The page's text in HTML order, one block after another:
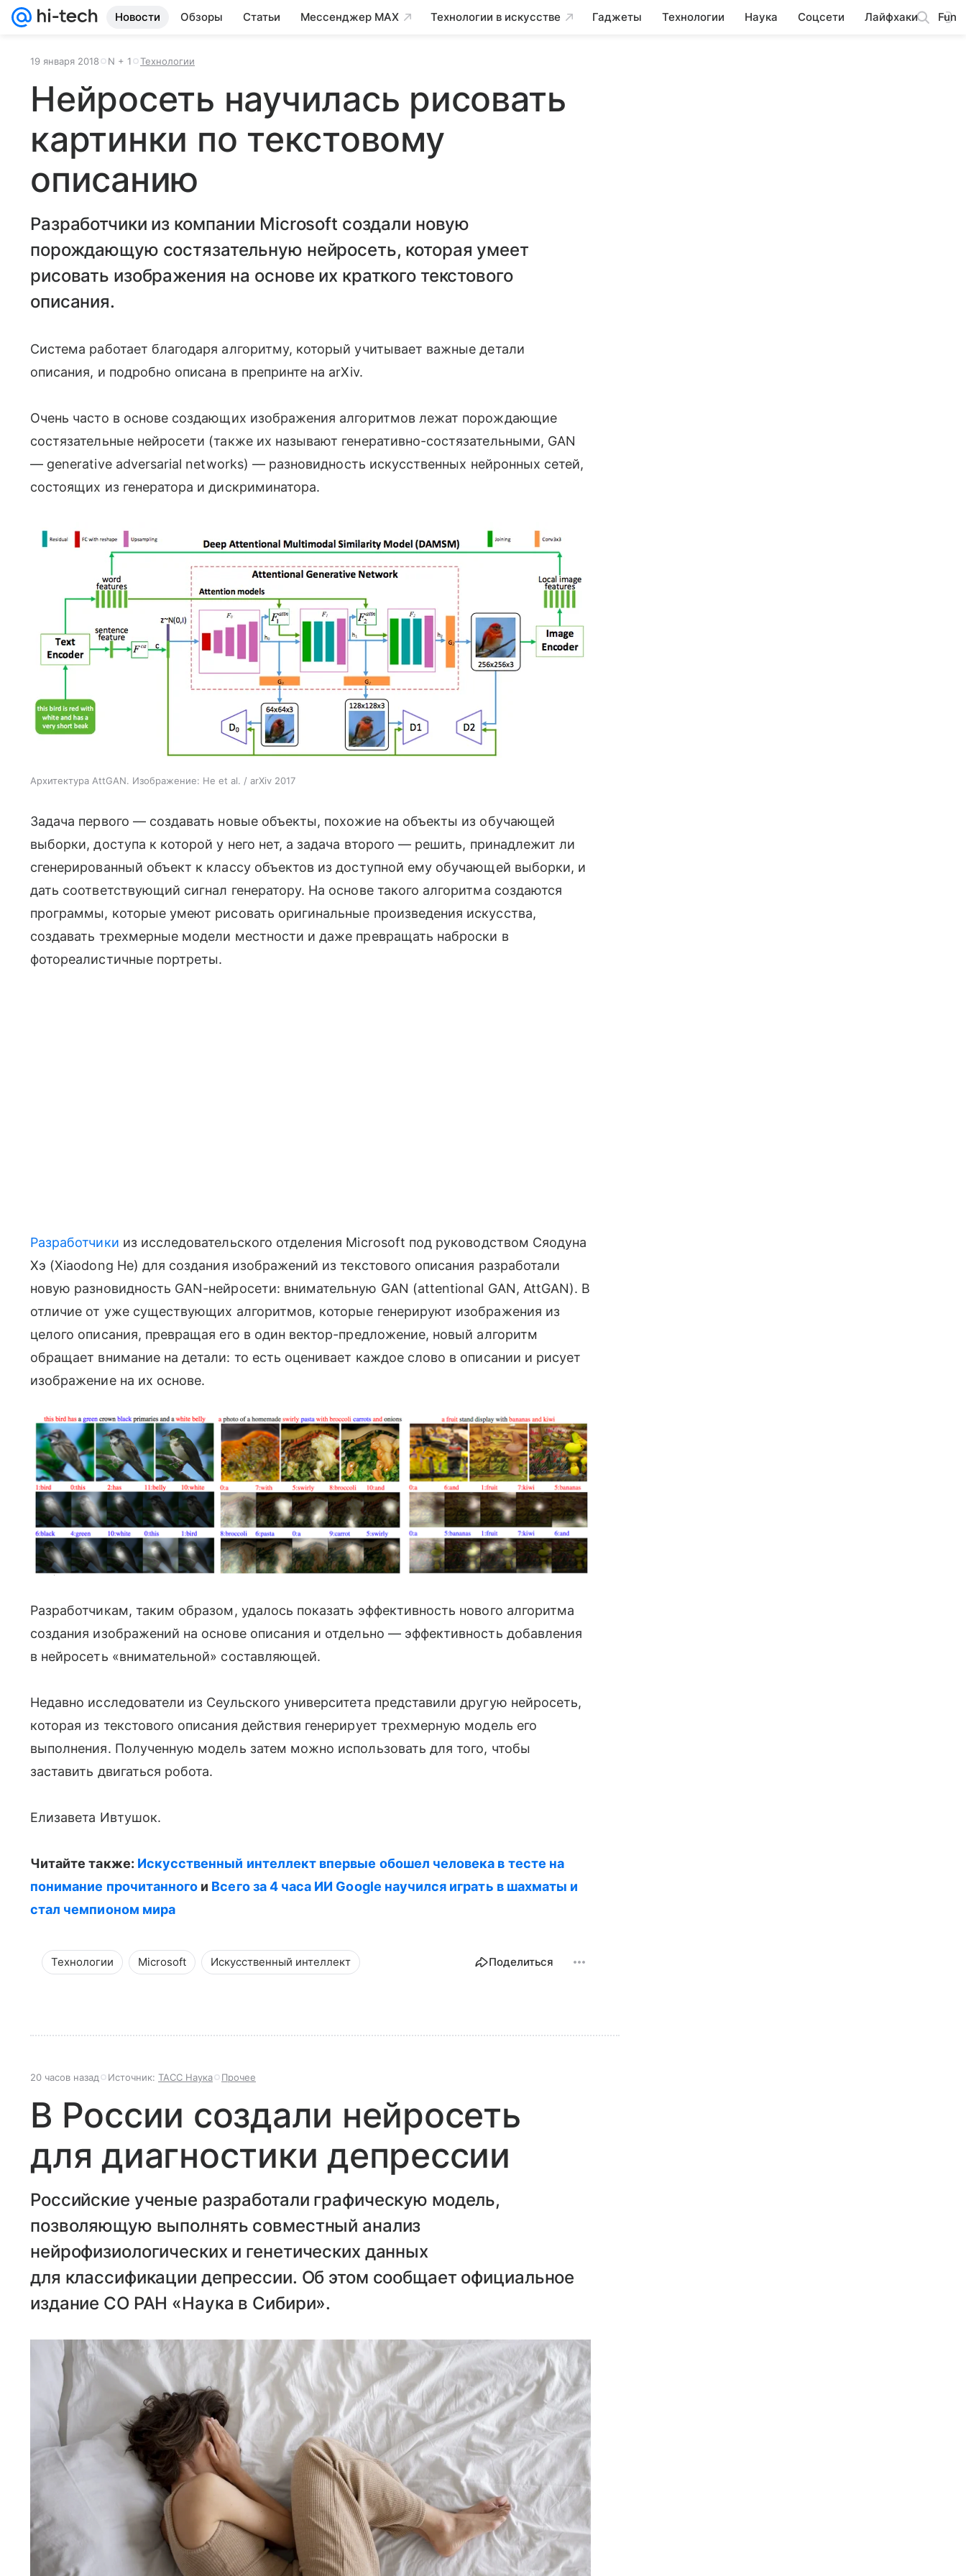
Новости Обзоры Статьи Мессенджер MAX Технологии в искусстве Гаджеты Технологии Наука Соцсети Лайфхаки Fun
19 января 2018 N + 1 Технологии
Нейросеть научилась рисовать
картинки по текстовому
описанию
Разработчики из компании Microsoft создали новую
порождающую состязательную нейросеть, которая умеет
рисовать изображения на основе их краткого текстового
описания.
Система работает благодаря алгоритму, который учитывает важные детали
описания, и подробно описана в препринте на arXiv.
Очень часто в основе создающих изображения алгоритмов лежат порождающие
состязательные нейросети (также их называют генеративно-состязательными, GAN
— generative adversarial networks) — разновидность искусственных нейронных сетей,
состоящих из генератора и дискриминатора.
Архитектура AttGAN. Изображение: He et al. / arXiv 2017
Задача первого — создавать новые объекты, похожие на объекты из обучающей
выборки, доступа к которой у него нет, а задача второго — решить, принадлежит ли
сгенерированный объект к классу объектов из доступной ему обучающей выборки, и
дать соответствующий сигнал генератору. На основе такого алгоритма создаются
программы, которые умеют рисовать оригинальные произведения искусства,
создавать трехмерные модели местности и даже превращать наброски в
фотореалистичные портреты.
Разработчики из исследовательского отделения Microsoft под руководством Сяодуна
Хэ (Xiaodong He) для создания изображений из текстового описания разработали
новую разновидность GAN-нейросети: внимательную GAN (attentional GAN, AttGAN). В
отличие от уже существующих алгоритмов, которые генерируют изображения из
целого описания, превращая его в один вектор-предложение, новый алгоритм
обращает внимание на детали: то есть оценивает каждое слово в описании и рисует
изображение на их основе.
Изображения: He et al. / arXiv 2017
Разработчикам, таким образом, удалось показать эффективность нового алгоритма
создания изображений на основе описания и отдельно — эффективность добавления
в нейросеть «внимательной» составляющей.
Недавно исследователи из Сеульского университета представили другую нейросеть,
которая из текстового описания действия генерирует трехмерную модель его
выполнения. Полученную модель затем можно использовать для того, чтобы
заставить двигаться робота.
Елизавета Ивтушок.
Читайте также: Искусственный интеллект впервые обошел человека в тесте на
понимание прочитанного и Всего за 4 часа ИИ Google научился играть в шахматы и
стал чемпионом мира
Технологии Microsoft Искусственный интеллект Поделиться
20 часов назад Источник: ТАСС Наука Прочее
В России создали нейросеть
для диагностики депрессии
Российские ученые разработали графическую модель,
позволяющую выполнять совместный анализ
нейрофизиологических и генетических данных
для классификации депрессии. Об этом сообщает официальное
издание СО РАН «Наука в Сибири».